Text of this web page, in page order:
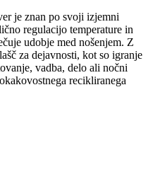
je znan po svoji izjemni
regulacijo temperature in
udobje med nošenjem. Z
za dejavnosti, kot so igranje
vadba, delo ali nočni
recikliranega